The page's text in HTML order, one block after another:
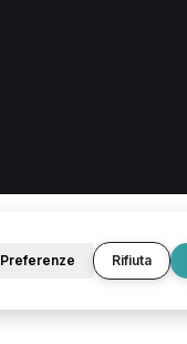
Preferenze Rifiuta